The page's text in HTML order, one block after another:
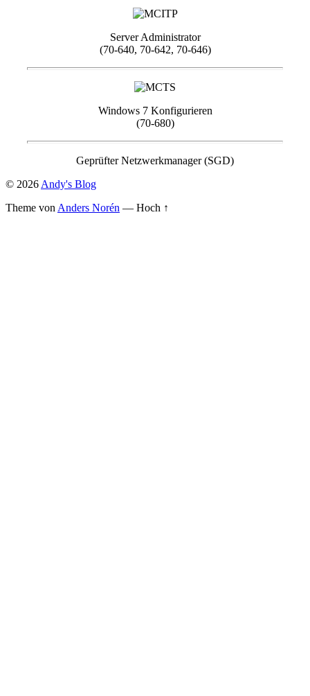
Server Administrator
(70-640, 70-642, 70-646)
Windows 7 Konfigurieren
(70-680)
Geprüfter Netzwerkmanager (SGD)
© 2026 Andy's Blog
Theme von Anders Norén — Hoch ↑